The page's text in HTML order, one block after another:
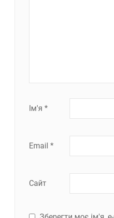
Ім'я *
Email *
Сайт